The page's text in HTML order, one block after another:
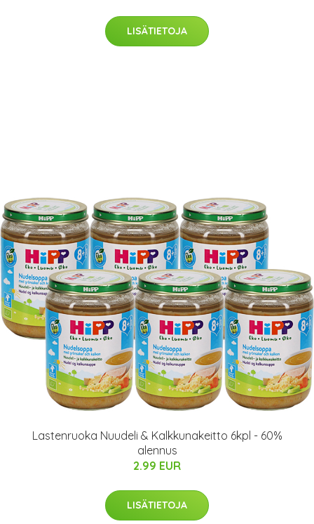
LISÄTIETOJA
Lastenruoka Nuudeli & Kalkkunakeitto 6kpl - 60%
alennus
2.99 EUR
LISÄTIETOJA